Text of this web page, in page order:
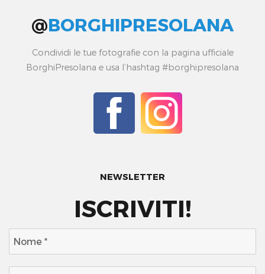
@BORGHIPRESOLANA
Condividi le tue fotografie con la pagina ufficiale
BorghiPresolana e usa l’hashtag #borghipresolana
NEWSLETTER
ISCRIVITI!